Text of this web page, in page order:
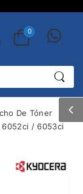
0
De Tóner
6052ci / 6053ci